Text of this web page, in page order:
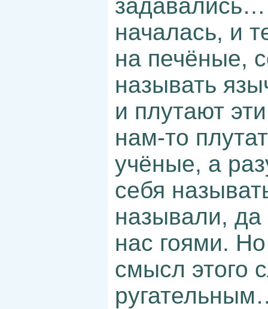
задавались…
началась, и
на печёные,
называть
и плутают
нам-то
учёные, а
себя
называли,
нас гоями.
смысл этого